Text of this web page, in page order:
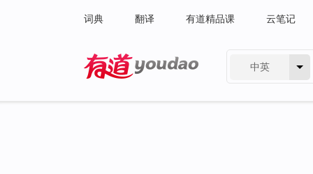
词典 翻译 有道精品课 云笔记
中英